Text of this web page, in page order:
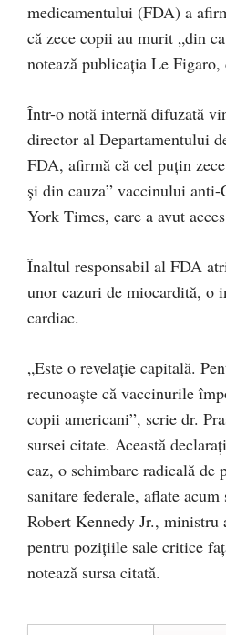
medicamentului (FDA) a
că zece copii au murit „din
notează publicația Le Figaro,
Într-o notă internă difuzată
director al Departamentului
FDA, afirmă că cel puţin
şi din cauza” vaccinului
York Times, care a avut
Înaltul responsabil al FDA
unor cazuri de miocardită, o
cardiac.
„Este o revelaţie capitală.
recunoaşte că vaccinurile
copii americani”, scrie dr.
sursei citate. Această
caz, o schimbare radicală
sanitare federale, aflate
Robert Kennedy Jr., ministru
pentru poziţiile sale critice
notează sursa citată.